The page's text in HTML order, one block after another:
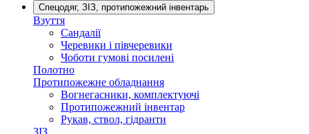
Спецодяг, ЗІЗ, протипожежний інвентарь
Взуття
Сандалії
Черевики і півчеревики
Чоботи гумові посилені
Полотно
Протипожежне обладнання
Вогнегасники, комплектуючі
Протипожежний інвентар
Рукав, ствол, гідранти
ЗІЗ